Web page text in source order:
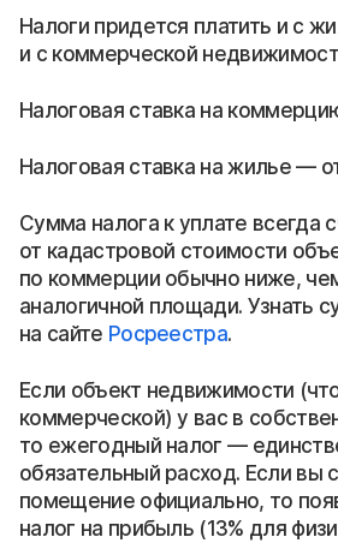
Налоги придется платить и с
и с коммерческой
Налоговая ставка на
Налоговая ставка на жилье —
Сумма налога к уплате всегда
от кадастровой стоимости
по коммерции обычно ниже,
аналогичной площади. Узнать
на сайте Росреестра.
Если объект недвижимости
коммерческой) у вас в
то ежегодный налог —
обязательный расход. Если вы
помещение официально, то
налог на прибыль (13% для